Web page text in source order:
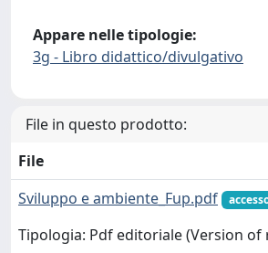
Appare nelle tipologie:
3g - Libro didattico/divulgativo
File in questo prodotto:
File
Sviluppo e ambiente_Fup.pdf
Tipologia: Pdf editoriale (Version of